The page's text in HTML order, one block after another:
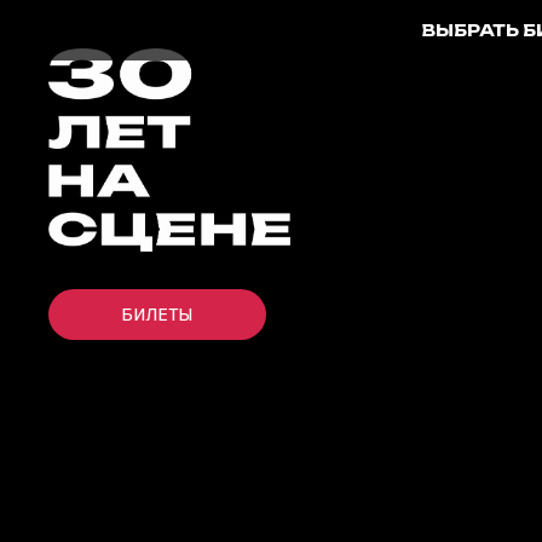
ВЫБРАТЬ
БИЛЕТЫ